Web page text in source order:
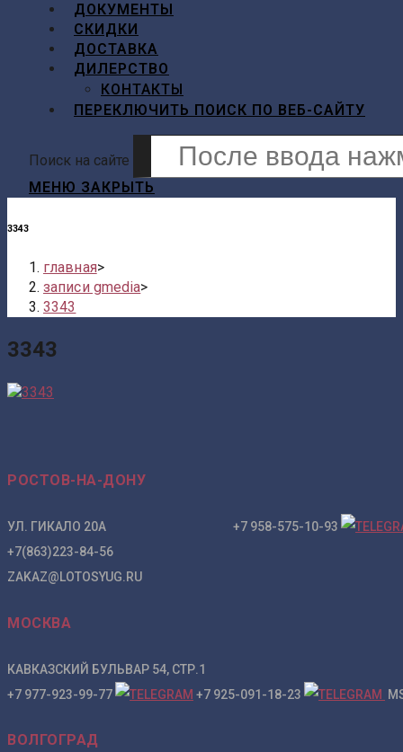
ДОКУМЕНТЫ
СКИДКИ
ДОСТАВКА
ДИЛЕРСТВО
КОНТАКТЫ
ПЕРЕКЛЮЧИТЬ ПОИСК ПО ВЕБ-САЙТУ
Поиск на сайте
МЕНЮ ЗАКРЫТЬ
3343
главная>
записи gmedia>
3343
3343
РОСТОВ-НА-ДОНУ
УЛ. ГИКАЛО 20А +7 958-575-10-93
+7(863)223-84-56
ZAKAZ@LOTOSYUG.RU
МОСКВА
КАВКАЗСКИЙ БУЛЬВАР 54, СТР.1
+7 977-923-99-77
+7 925-091-18-23
ВОЛГОГРАД